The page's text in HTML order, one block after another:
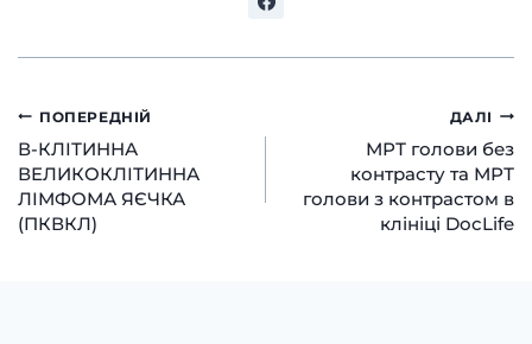
Навігація
записів
ПОПЕРЕДНІЙ
В-КЛІТИННА
ВЕЛИКОКЛІТИННА
ЛІМФОМА ЯЄЧКА
(ПКВКЛ)
ДАЛІ
МРТ голови без
контрасту та МРТ
голови з контрастом в
клініці DocLife